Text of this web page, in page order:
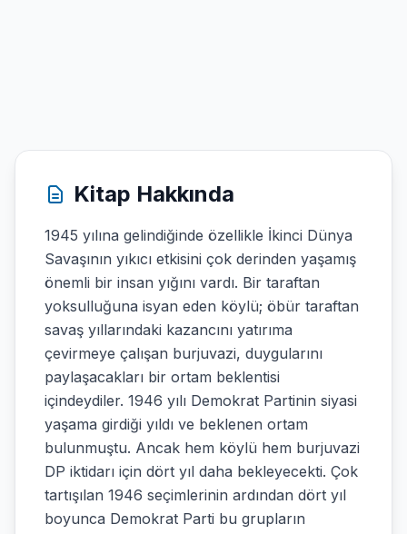
Kitap Hakkında
1945 yılına gelindiğinde özellikle İkinci Dünya
Savaşının yıkıcı etkisini çok derinden yaşamış
önemli bir insan yığını vardı. Bir taraftan
yoksulluğuna isyan eden köylü; öbür taraftan
savaş yıllarındaki kazancını yatırıma
çevirmeye çalışan burjuvazi, duygularını
paylaşacakları bir ortam beklentisi
içindeydiler. 1946 yılı Demokrat Partinin siyasi
yaşama girdiği yıldı ve beklenen ortam
bulunmuştu. Ancak hem köylü hem burjuvazi
DP iktidarı için dört yıl daha bekleyecekti. Çok
tartışılan 1946 seçimlerinin ardından dört yıl
boyunca Demokrat Parti bu grupların